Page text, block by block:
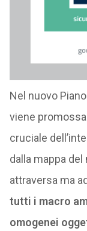
Nel nuovo
viene
cruciale
dalla mappa
attraversa ma
tutti i macro
omogenei